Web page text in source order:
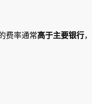
费率通常高于主要银行